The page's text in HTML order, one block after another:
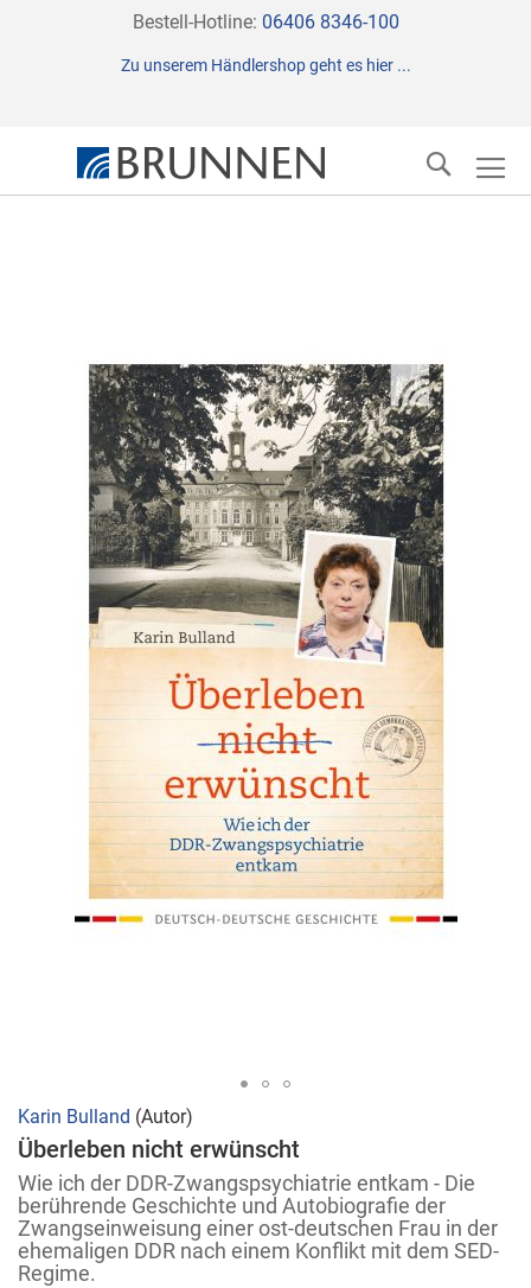
Direkt
Inhalt
Bestell-Hotline: 06406 8346-100
Zu unserem Händlershop geht es hier ...
Suche
Karin Bulland (Autor)
Überleben nicht erwünscht
Wie ich der DDR-Zwangspsychiatrie entkam - Die
berührende Geschichte und Autobiografie der
Zwangseinweisung einer ost-deutschen Frau in der
ehemaligen DDR nach einem Konflikt mit dem SED-
Regime.